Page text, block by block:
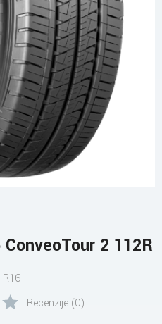
2 112R
Recenzije (0)